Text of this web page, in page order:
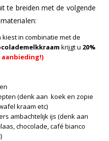
te breiden met de volgende
in combinatie met de
kraam krijgt u 20%
(denk aan koek en zopie
kraam etc)
ambachtelijk ijs (denk aan
chocolade, café bianco